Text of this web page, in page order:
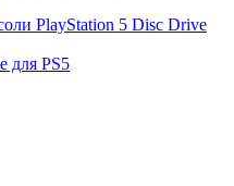
PlayStation 5 Disc Drive
для PS5